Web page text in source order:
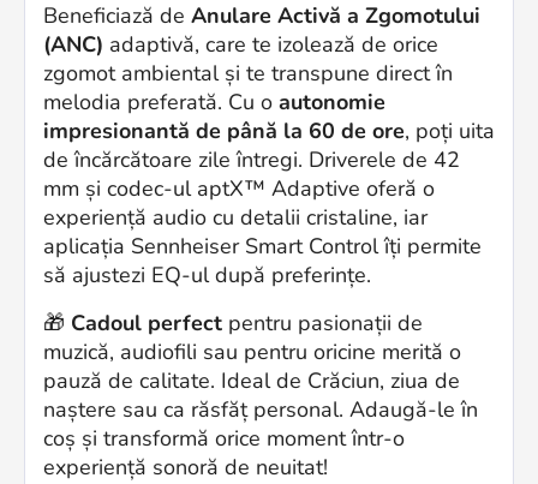
Beneficiază de Anulare Activă a Zgomotului
(ANC) adaptivă, care te izolează de orice
zgomot ambiental și te transpune direct în
melodia preferată. Cu o autonomie
impresionantă de până la 60 de ore, poți uita
de încărcătoare zile întregi. Driverele de 42
mm și codec-ul aptX™ Adaptive oferă o
experiență audio cu detalii cristaline, iar
aplicația Sennheiser Smart Control îți permite
să ajustezi EQ-ul după preferințe.
🎁 Cadoul perfect pentru pasionații de
muzică, audiofili sau pentru oricine merită o
pauză de calitate. Ideal de Crăciun, ziua de
naștere sau ca răsfăț personal. Adaugă-le în
coș și transformă orice moment într-o
experiență sonoră de neuitat!